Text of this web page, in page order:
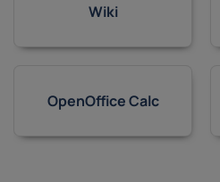
Wiki
OpenOffice Calc